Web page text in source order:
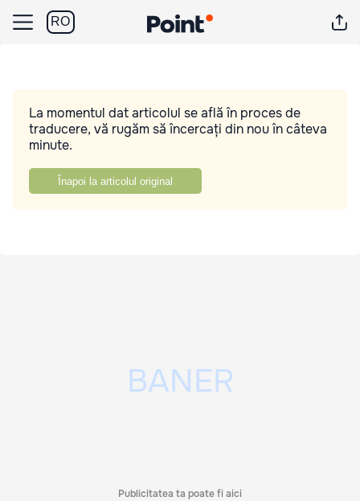
RO
La momentul dat articolul se află în proces de
traducere, vă rugăm să încercați din nou în câteva
minute.
Înapoi la articolul original
Publicitatea ta poate fi aici